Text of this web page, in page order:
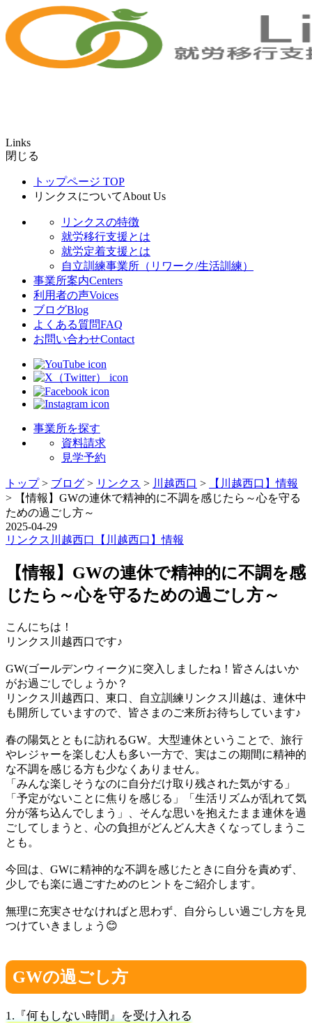
Links
閉じる
トップページ TOP
リンクスについてAbout Us
リンクスの特徴
就労移行支援とは
就労定着支援とは
自立訓練事業所（リワーク/生活訓練）
事業所案内Centers
利用者の声Voices
ブログBlog
よくある質問FAQ
お問い合わせContact
事業所を探す
資料請求
見学予約
トップ> ブログ > リンクス > 川越西口 >
【川越西口】情報
>
【情報】GWの連休で精神的に不調を感じたら～心を守る
ための過ごし方～
2025-04-29
リンクス 川越西口 【川越西口】情報
【情報】GWの連休で精神的に不調を感
じたら～心を守るための過ごし方～
こんにちは！
リンクス川越西口です♪
GW(ゴールデンウィーク)に突入しましたね！皆さんはいか
がお過ごしでしょうか？
リンクス川越西口、東口、自立訓練リンクス川越は、連休中
も開所していますので、皆さまのご来所お待ちしています♪
春の陽気とともに訪れるGW。大型連休ということで、旅行
やレジャーを楽しむ人も多い一方で、実はこの期間に精神的
な不調を感じる方も少なくありません。
「みんな楽しそうなのに自分だけ取り残された気がする」
「予定がないことに焦りを感じる」「生活リズムが乱れて気
分が落ち込んでしまう」、そんな思いを抱えたまま連休を過
ごしてしまうと、心の負担がどんどん大きくなってしまうこ
とも。
今回は、GWに精神的な不調を感じたときに自分を責めず、
少しでも楽に過ごすためのヒントをご紹介します。
無理に充実させなければと思わず、自分らしい過ごし方を見
つけていきましょう😊
GWの過ごし方
1.『何もしない時間』を受け入れる